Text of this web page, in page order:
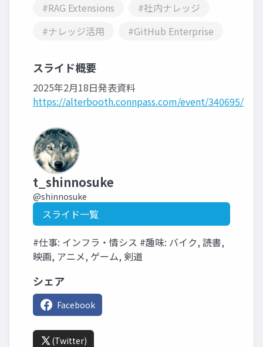
#RAG Extensions
#社内ナレッジ
#ナレッジ活用
#GitHub Enterprise
スライド概要
2025年2月18日発表資料
https://alterbooth.connpass.com/event/340695/
t_shinnosuke
@shinnosuke
スライド一覧
#仕事: インフラ・情シス #趣味: バイク, 読書,
映画, アニメ, ゲーム, 剣道
シェア
Facebook
(Twitter)